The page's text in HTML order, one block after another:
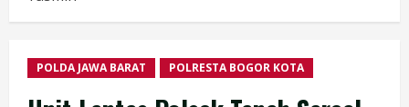
POLDA JAWA BARAT POLRESTA BOGOR KOTA